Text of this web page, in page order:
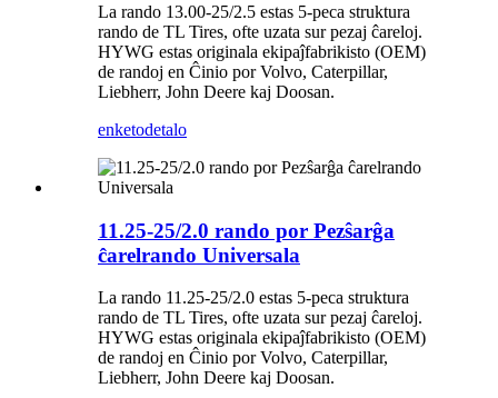
La rando 13.00-25/2.5 estas 5-peca struktura
rando de TL Tires, ofte uzata sur pezaj ĉareloj.
HYWG estas originala ekipaĵfabrikisto (OEM)
de randoj en Ĉinio por Volvo, Caterpillar,
Liebherr, John Deere kaj Doosan.
enketodetalo
11.25-25/2.0 rando por Pezŝarĝa
ĉarelrando Universala
La rando 11.25-25/2.0 estas 5-peca struktura
rando de TL Tires, ofte uzata sur pezaj ĉareloj.
HYWG estas originala ekipaĵfabrikisto (OEM)
de randoj en Ĉinio por Volvo, Caterpillar,
Liebherr, John Deere kaj Doosan.